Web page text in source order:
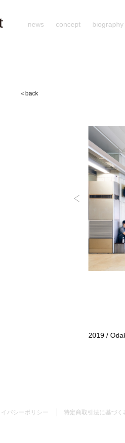
news concept biography
＜back
2019 /
イバシーポリシー 特定商取引法に基づく